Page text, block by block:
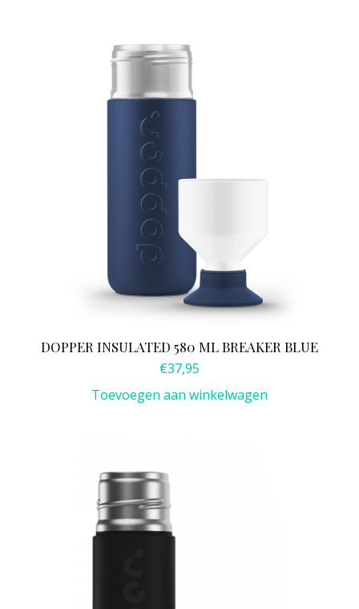
DOPPER INSULATED 580 ML BREAKER BLUE
€37,95
Toevoegen aan winkelwagen